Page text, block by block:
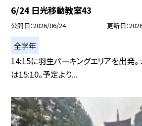
6/24 日光移動教室43
公開日 2026/06/24 更新日
全学年
14:15に羽生パーキングエリアを出発
は15:10。予定より...